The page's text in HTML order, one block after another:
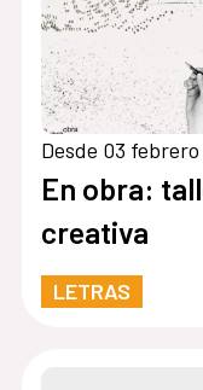
Desde 03
En obra:
creativa
LETRAS